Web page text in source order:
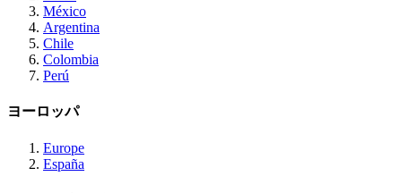
México
Argentina
Chile
Colombia
Perú
ヨーロッパ
Europe
España